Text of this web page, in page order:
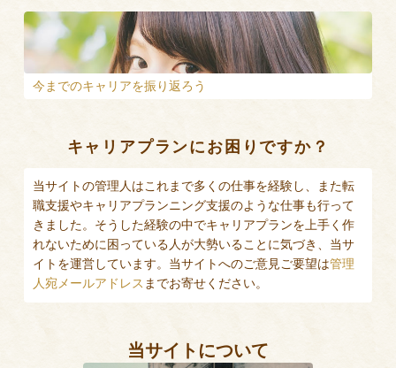
今までのキャリアを振り返ろう
キャリアプランにお困りですか？
当サイトの管理人はこれまで多くの仕事を経験し、また転
職支援やキャリアプランニング支援のような仕事も行って
きました。そうした経験の中でキャリアプランを上手く作
れないために困っている人が大勢いることに気づき、当サ
イトを運営しています。当サイトへのご意見ご要望は管理
人宛メールアドレス までお寄せください。
当サイトについて